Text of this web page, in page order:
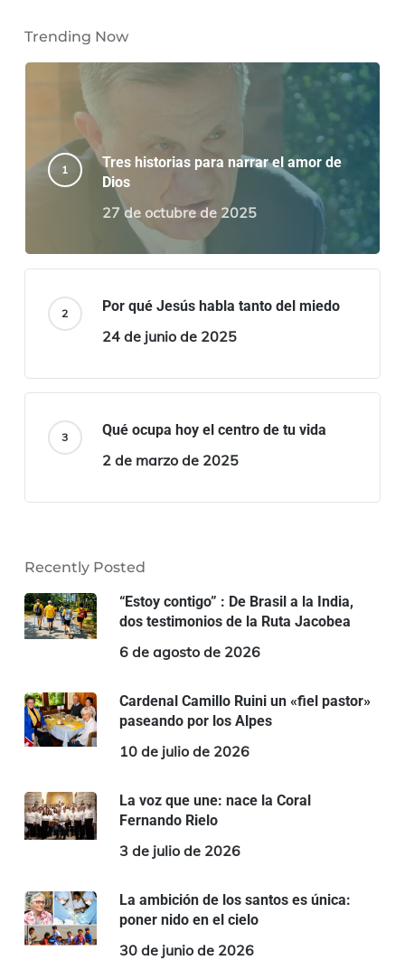
Trending Now
Tres historias para narrar el amor de
Dios
27 de octubre de 2025
Por qué Jesús habla tanto del miedo
24 de junio de 2025
Qué ocupa hoy el centro de tu vida
2 de marzo de 2025
Recently Posted
“Estoy contigo” : De Brasil a la India,
dos testimonios de la Ruta Jacobea
6 de agosto de 2026
Cardenal Camillo Ruini un «fiel pastor»
paseando por los Alpes
10 de julio de 2026
La voz que une: nace la Coral
Fernando Rielo
3 de julio de 2026
La ambición de los santos es única:
poner nido en el cielo
30 de junio de 2026